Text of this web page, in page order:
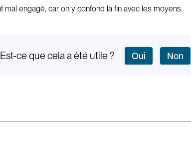
engagé, car on y confond la fin avec les moyens.
Est-ce que cela a été utile ? Oui Non